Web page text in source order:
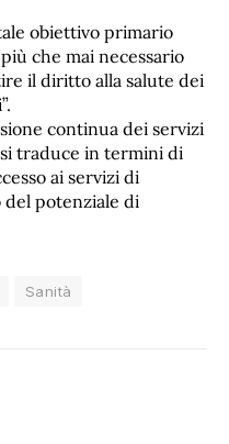
obiettivo primario
che mai necessario
il diritto alla salute dei
continua dei servizi
traduce in termini di
ai servizi di
del potenziale di
Sanità